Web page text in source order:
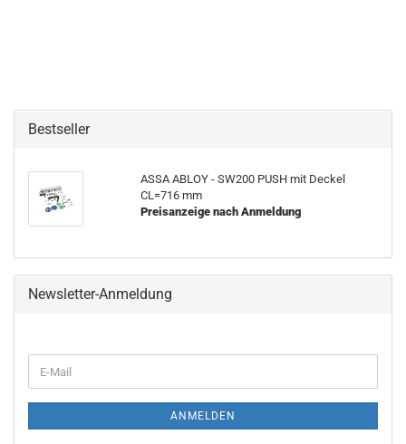
Bestseller
ASSA ABLOY - SW200 PUSH mit De­ckel
CL=716 mm
Preisanzeige nach Anmeldung
Newsletter-Anmeldung
ZUR
E-
Mail
ANMELDEN